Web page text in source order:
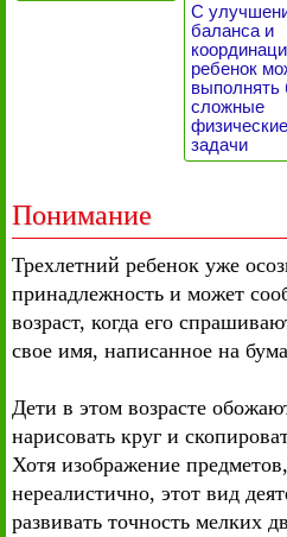
С
баланса и
ребенок
выполнять
сложные
физические
задачи
Понимание
Трехлетний ребенок уже
принадлежность и может
возраст, когда его
свое имя, написанное на
Дети в этом возрасте
нарисовать круг и
Хотя изображение
нереалистично, этот вид
развивать точность мелких